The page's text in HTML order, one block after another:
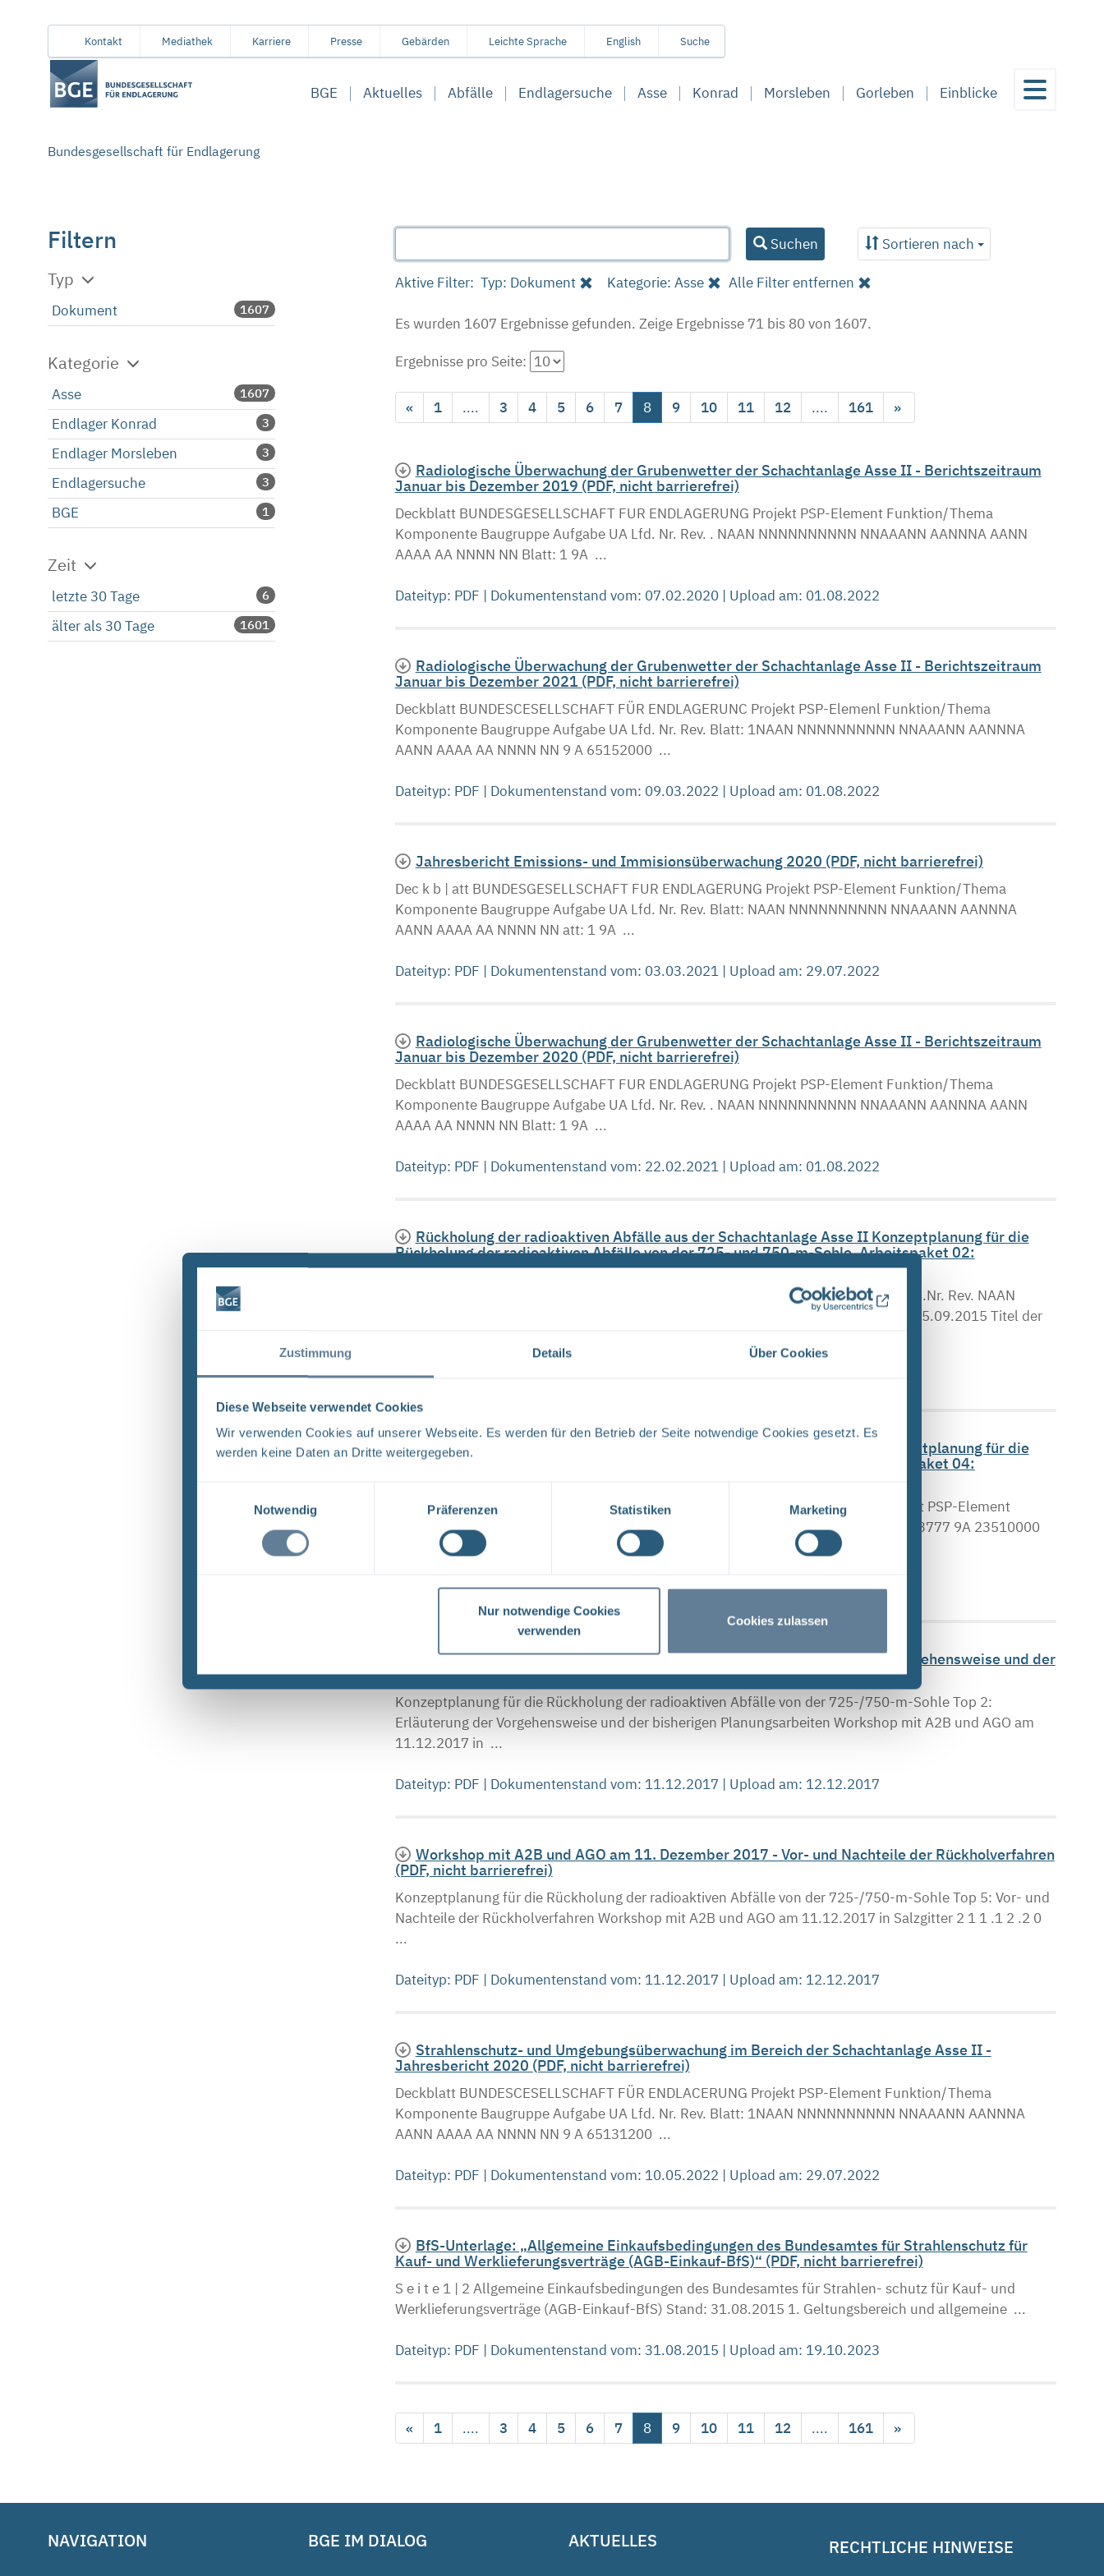
Zustimmung Details Über Cookies
Diese Webseite verwendet Cookies
Wir verwenden Cookies auf unserer Webseite. Es werden für den Betrieb der Seite notwendige Cookies gesetzt. Es
werden keine Daten an Dritte weitergegeben.
Notwendig
Präferenzen Statistiken Marketing
Nur notwendige Cookies
verwenden
Cookies zulassen
InhaltsbereichKontakt Mediathek Karriere Presse Gebärden Leichte Sprache English Suche
BGE Aktuelles Abfälle Endlagersuche Asse Konrad Morsleben Gorleben Einblicke
Bundesgesellschaft für Endlagerung
Suchen Sortieren nach
Filtern
Typ
Dokument 1607
Kategorie
Asse 1607
Endlager Konrad 3
Endlager Morsleben 3
Endlagersuche 3
BGE 1
Zeit
letzte 30 Tage 6
älter als 30 Tage 1601
Aktive Filter: Typ: Dokument Kategorie: Asse Alle Filter entfernen
Es wurden 1607 Ergebnisse gefunden. Zeige Ergebnisse 71 bis 80 von 1607.
Ergebnisse pro Seite:
« 1 .... 3 4 5 6 7 8 9 10 11 12 .... 161 »
Radiologische Überwachung der Grubenwetter der Schachtanlage Asse II - Berichtszeitraum
Januar bis Dezember 2019 (PDF, nicht barrierefrei)
Deckblatt BUNDESGESELLSCHAFT FUR ENDLAGERUNG Projekt PSP-Element Funktion/Thema
Komponente Baugruppe Aufgabe UA Lfd. Nr. Rev. . NAAN NNNNNNNNNN NNAAANN AANNNA AANN
AAAA AA NNNN NN Blatt: 1 9A ...
Dateityp: PDF | Dokumentenstand vom: 07.02.2020 | Upload am: 01.08.2022
Radiologische Überwachung der Grubenwetter der Schachtanlage Asse II - Berichtszeitraum
Januar bis Dezember 2021 (PDF, nicht barrierefrei)
Deckblatt BUNDESCESELLSCHAFT FÜR ENDLAGERUNC Projekt PSP-Elemenl Funktion/Thema
Komponente Baugruppe Aufgabe UA Lfd. Nr. Rev. Blatt: 1NAAN NNNNNNNNNN NNAAANN AANNNA
AANN AAAA AA NNNN NN 9 A 65152000 ...
Dateityp: PDF | Dokumentenstand vom: 09.03.2022 | Upload am: 01.08.2022
Jahresbericht Emissions- und Immisionsüberwachung 2020 (PDF, nicht barrierefrei)
Dec k b | att BUNDESGESELLSCHAFT FUR ENDLAGERUNG Projekt PSP-Element Funktion/Thema
Komponente Baugruppe Aufgabe UA Lfd. Nr. Rev. Blatt: NAAN NNNNNNNNNN NNAAANN AANNNA
AANN AAAA AA NNNN NN att: 1 9A ...
Dateityp: PDF | Dokumentenstand vom: 03.03.2021 | Upload am: 29.07.2022
Radiologische Überwachung der Grubenwetter der Schachtanlage Asse II - Berichtszeitraum
Januar bis Dezember 2020 (PDF, nicht barrierefrei)
Deckblatt BUNDESGESELLSCHAFT FUR ENDLAGERUNG Projekt PSP-Element Funktion/Thema
Komponente Baugruppe Aufgabe UA Lfd. Nr. Rev. . NAAN NNNNNNNNNN NNAAANN AANNNA AANN
AAAA AA NNNN NN Blatt: 1 9A ...
Dateityp: PDF | Dokumentenstand vom: 22.02.2021 | Upload am: 01.08.2022
Rückholung der radioaktiven Abfälle aus der Schachtanlage Asse II Konzeptplanung für die
Rückholung der radioaktiven Abfälle von der 725- und 750-m-Sohle. Arbeitspaket 02:
Bearbeitungskonzept und Projektablaufplan (PDF)
""-~/ Deckblatt Bundesamt fOr Strahlenschutz Projekt PSP-Eiement Aufgabe UA Lfd.Nr. Rev. NAAN
NNNNNNNNNN AAAA AA NNNN NN Seite: I 9A 23510000 GHB RZ 0056 00 Stand: 25.09.2015 Titel der
Dateityp: PDF | Dokumentenstand vom: 25.09.2015 | Upload am: 01.12.2017
Rückholung der radioaktiven Abfälle aus der Schachtanlage Asse II Konzeptplanung für die
Rückholung der radioaktiven Abfälle von der 725- und 750-m-Sohle. Arbeitspaket 04:
Kriterienkatalog und Bewertungsmaßstäbe (PDF)
~ Deckblatt Bundesamt für Strahlenschutz GZ: QM - 9A 23510000 I SE 4.2.1 Projekt PSP-Element
Aufgabe VA Lfd.Nr. Rev. ,_ NAAN NNNNNNNNNN AAAA AA NNN N NN Seite: 1 82423777 9A 23510000
GHB RZ 0061 00 ...
Dateityp: PDF | Dokumentenstand vom: 30.08.2016 | Upload am: 01.12.2017
Workshop mit A2B und AGO am 11. Dezember 2017 - Erläuterung der Vorgehensweise und der
bisherigen Planungsarbeiten (PDF, nicht barrierefrei)
Konzeptplanung für die Rückholung der radioaktiven Abfälle von der 725-/750-m-Sohle Top 2:
Erläuterung der Vorgehensweise und der bisherigen Planungsarbeiten Workshop mit A2B und AGO am
11.12.2017 in ...
Dateityp: PDF | Dokumentenstand vom: 11.12.2017 | Upload am: 12.12.2017
Workshop mit A2B und AGO am 11. Dezember 2017 - Vor- und Nachteile der Rückholverfahren
(PDF, nicht barrierefrei)
Konzeptplanung für die Rückholung der radioaktiven Abfälle von der 725-/750-m-Sohle Top 5: Vor- und
Nachteile der Rückholverfahren Workshop mit A2B und AGO am 11.12.2017 in Salzgitter 2 1 1 .1 2 .2 0
...
Dateityp: PDF | Dokumentenstand vom: 11.12.2017 | Upload am: 12.12.2017
Strahlenschutz- und Umgebungsüberwachung im Bereich der Schachtanlage Asse II -
Jahresbericht 2020 (PDF, nicht barrierefrei)
Deckblatt BUNDESCESELLSCHAFT FÜR ENDLACERUNG Projekt PSP-Element Funktion/Thema
Komponente Baugruppe Aufgabe UA Lfd. Nr. Rev. Blatt: 1NAAN NNNNNNNNNN NNAAANN AANNNA
AANN AAAA AA NNNN NN 9 A 65131200 ...
Dateityp: PDF | Dokumentenstand vom: 10.05.2022 | Upload am: 29.07.2022
BfS-Unterlage: „Allgemeine Einkaufsbedingungen des Bundesamtes für Strahlenschutz für
Kauf- und Werklieferungsverträge (AGB-Einkauf-BfS)“ (PDF, nicht barrierefrei)
S e i t e 1 | 2 Allgemeine Einkaufsbedingungen des Bundesamtes für Strahlen- schutz für Kauf- und
Werklieferungsverträge (AGB-Einkauf-BfS) Stand: 31.08.2015 1. Geltungsbereich und allgemeine ...
Dateityp: PDF | Dokumentenstand vom: 31.08.2015 | Upload am: 19.10.2023
« 1 .... 3 4 5 6 7 8 9 10 11 12 .... 161 »
NAVIGATION BGE IM DIALOG AKTUELLES RECHTLICHE HINWEISE